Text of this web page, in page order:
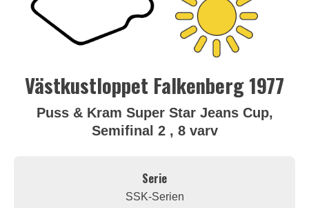
Västkustloppet Falkenberg 1977
Puss & Kram Super Star Jeans Cup,
Semifinal 2 , 8 varv
Serie
SSK-Serien